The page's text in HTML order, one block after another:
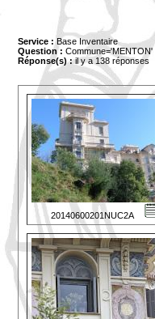
Service : Base Inventaire
Question : Commune='MENTON'
Réponse(s) :il y a 138 réponses
20140600201NUC2A